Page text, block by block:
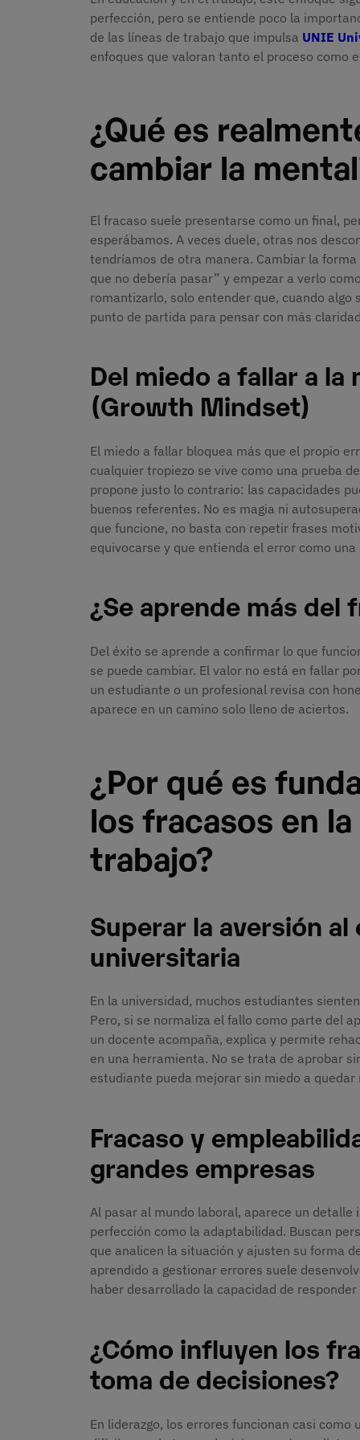
perfección, pero se entiende poco la
de las líneas de trabajo que impulsa UNIE
enfoques que valoran tanto el proceso como
¿Qué es
cambiar la
El fracaso suele presentarse como un final,
esperábamos. A veces duele, otras nos
tendríamos de otra manera. Cambiar la
que no debería pasar” y empezar a verlo
romantizarlo, solo entender que, cuando
punto de partida para pensar con más
Del miedo a fallar a
(Growth Mindset)
El miedo a fallar bloquea más que el propio
cualquier tropiezo se vive como una prueba
propone justo lo contrario: las capacidades
buenos referentes. No es magia ni
que funcione, no basta con repetir frases
equivocarse y que entienda el error como
¿Se aprende más del
Del éxito se aprende a confirmar lo que
se puede cambiar. El valor no está en fallar
un estudiante o un profesional revisa con
aparece en un camino solo lleno de aciertos.
¿Por qué es
los fracasos en
trabajo?
Superar la aversión
universitaria
En la universidad, muchos estudiantes
Pero, si se normaliza el fallo como parte del
un docente acompaña, explica y permite
en una herramienta. No se trata de aprobar
estudiante pueda mejorar sin miedo a
Fracaso y
grandes empresas
Al pasar al mundo laboral, aparece un
perfección como la adaptabilidad. Buscan
que analicen la situación y ajusten su forma
aprendido a gestionar errores suele
haber desarrollado la capacidad de
¿Cómo influyen los
toma de decisiones?
En liderazgo, los errores funcionan casi